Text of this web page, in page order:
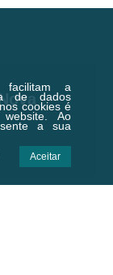
facilitam a
de dados
cookies é
website. Ao
a sua
Aceitar